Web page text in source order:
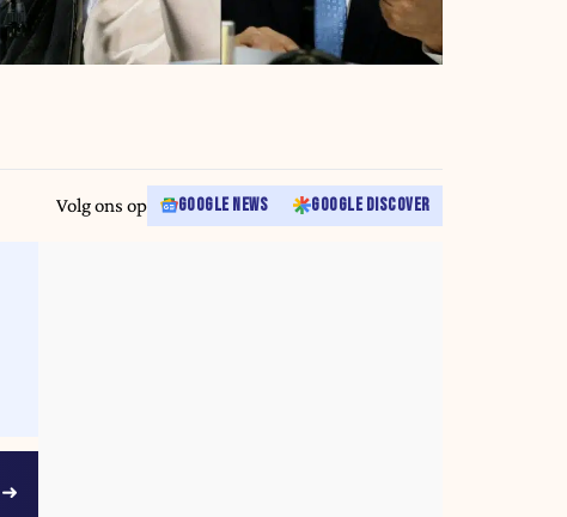
Volg ons op GOOGLE NEWS GOOGLE DISCOVER